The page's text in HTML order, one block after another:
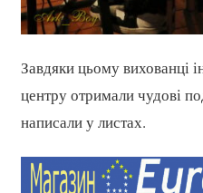
Завдяки цьому вихованці
центру отримали чудові
написали у листах.